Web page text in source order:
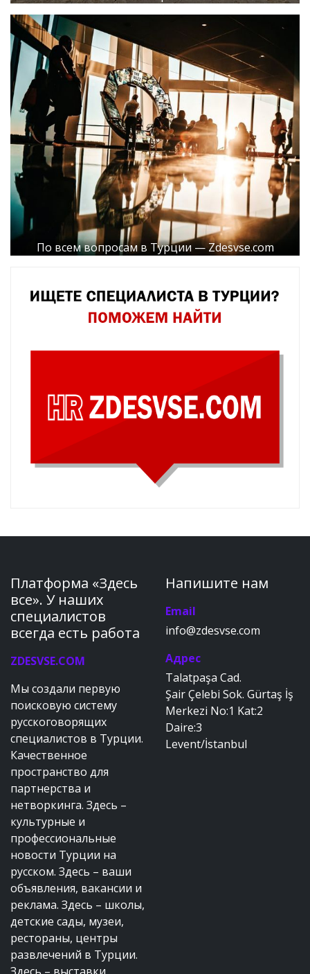
По всем вопросам в Турции — Zdesvse.com
Платформа «Здесь
все». У наших
специалистов
всегда есть работа
ZDESVSE.COM
Мы создали первую
поисковую систему
русскоговорящих
специалистов в Турции.
Качественное
пространство для
партнерства и
нетворкинга. Здесь –
культурные и
профессиональные
новости Турции на
русском. Здесь – ваши
объявления, вакансии и
реклама. Здесь – школы,
детские сады, музеи,
рестораны, центры
развлечений в Турции.
Напишите нам
Email
info@zdesvse.com
Адрес
Talatpaşa Cad.
Şair Çelebi Sok. Gürtaş İş
Merkezi No:1 Kat:2
Daire:3
Levent/İstanbul